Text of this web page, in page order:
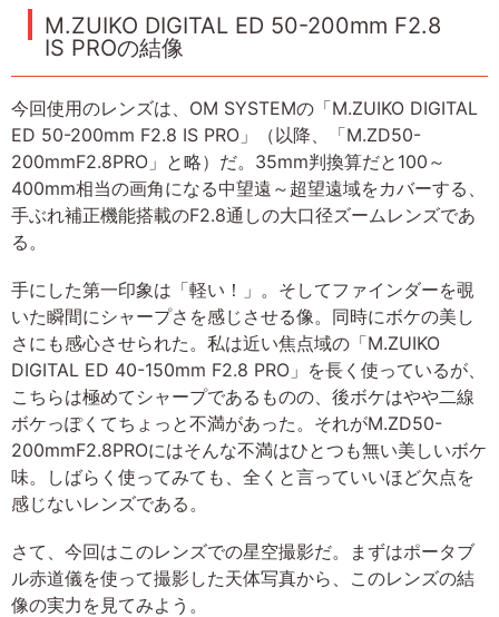
M.ZUIKO DIGITAL ED 50-200mm F2.8
IS PROの結像
今回使用のレンズは、OM SYSTEMの「M.ZUIKO DIGITAL
ED 50-200mm F2.8 IS PRO」（以降、「M.ZD50-
200mmF2.8PRO」と略）だ。35mm判換算だと100～
400mm相当の画角になる中望遠～超望遠域をカバーする、
手ぶれ補正機能搭載のF2.8通しの大口径ズームレンズであ
る。
手にした第一印象は「軽い！」。そしてファインダーを覗
いた瞬間にシャープさを感じさせる像。同時にボケの美し
さにも感心させられた。私は近い焦点域の「M.ZUIKO
DIGITAL ED 40-150mm F2.8 PRO」を長く使っているが、
こちらは極めてシャープであるものの、後ボケはやや二線
ボケっぽくてちょっと不満があった。それがM.ZD50-
200mmF2.8PROにはそんな不満はひとつも無い美しいボケ
味。しばらく使ってみても、全くと言っていいほど欠点を
感じないレンズである。
さて、今回はこのレンズでの星空撮影だ。まずはポータブ
ル赤道儀を使って撮影した天体写真から、このレンズの結
像の実力を見てみよう。